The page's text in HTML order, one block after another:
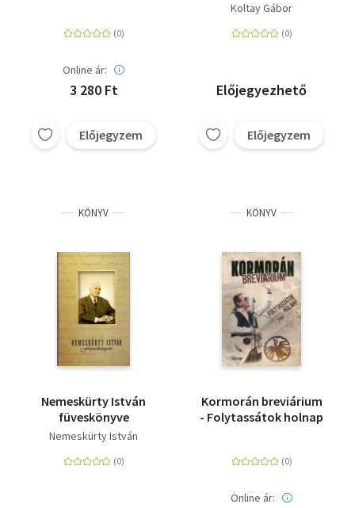
Online ár:
3 280 Ft
Előjegyzem
Koltay Gábor
Előjegyezhető
Előjegyzem
KÖNYV
Nemeskürty István
füveskönyve
Nemeskürty István
KÖNYV
Kormorán breviárium
- Folytassátok holnap
Online ár: